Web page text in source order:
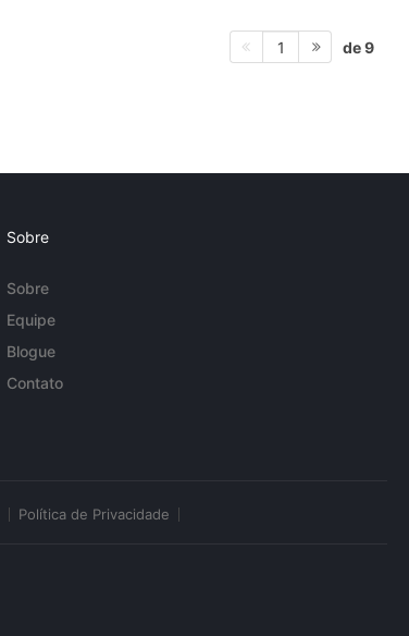
1 de 9
Sobre
Sobre
Equipe
Blogue
Contato
Política de Privacidade